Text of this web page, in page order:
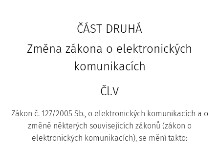
ČÁST DRUHÁ
Změna zákona o elektronických
komunikacích
Čl.V
Zákon č. 127/2005 Sb., o elektronických komunikacích a o
změně některých souvisejících zákonů (zákon o
elektronických komunikacích), se mění takto: